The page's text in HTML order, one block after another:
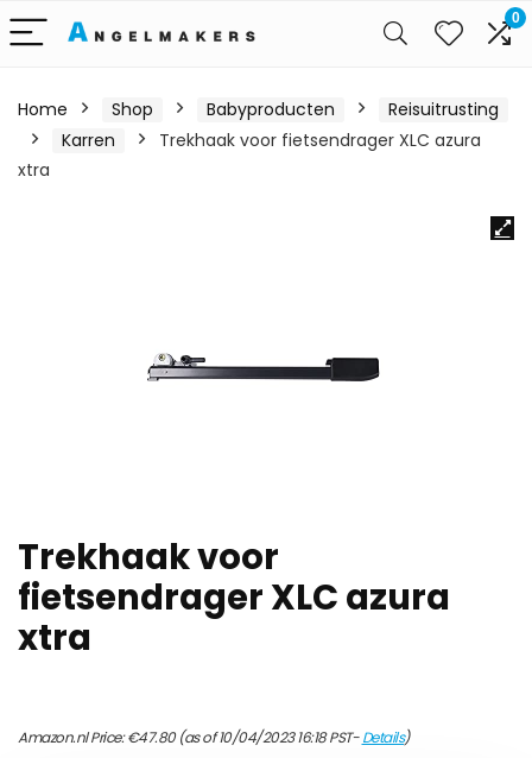
0
Home Shop Babyproducten
Reisuitrusting
Karren
Trekhaak voor fietsendrager XLC azura
xtra
Trekhaak voor
fietsendrager XLC azura
xtra
Amazon.nl Price:€47.80(as of 10/04/2023 16:18 PST-Details)